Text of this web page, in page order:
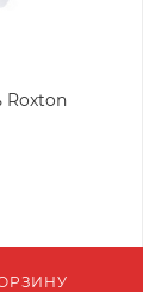
Roxton